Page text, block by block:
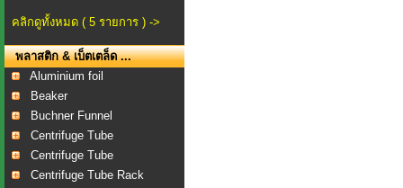
คลิกดูทั้งหมด ( 5 รายการ ) ->
พลาสติก & เบ็ตเตล็ด ...
Aluminium foil
Beaker
Buchner Funnel
Centrifuge Tube
Centrifuge Tube
Centrifuge Tube Rack